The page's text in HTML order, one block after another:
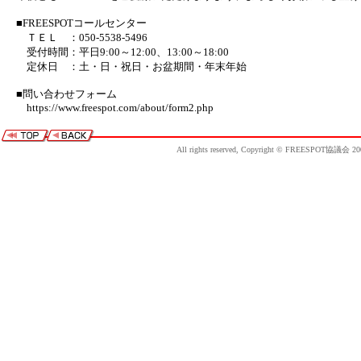
■FREESPOTコールセンター
ＴＥＬ ：050-5538-5496
受付時間：平日9:00～12:00、13:00～18:00
定休日 ：土・日・祝日・お盆期間・年末年始
■問い合わせフォーム
https://www.freespot.com/about/form2.php
All rights reserved, Copyright © FREESPOT協議会